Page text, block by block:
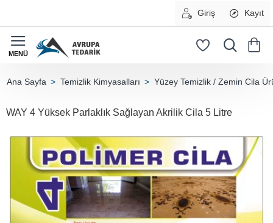
Giriş Kayıt
Temizlik Kimyasalları Yüzey Temizlik / Zemin Cila
WAY 4 Yüksek Parlaklık Sağlayan Akrilik Cila 5 Litre